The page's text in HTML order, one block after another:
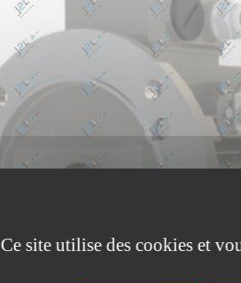
Ce site utilise des cookies et